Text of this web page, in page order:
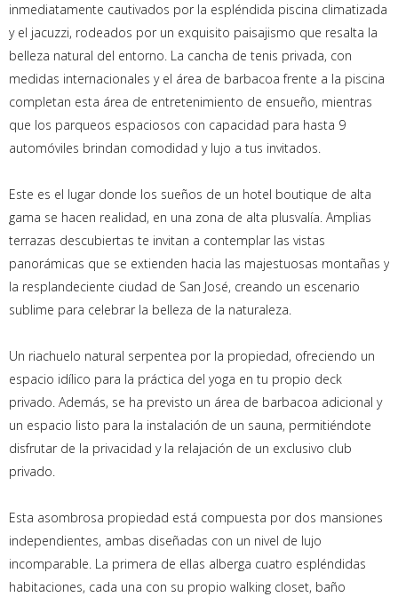
inmediatamente cautivados por la espléndida piscina climatizada
y el jacuzzi, rodeados por un exquisito paisajismo que resalta la
belleza natural del entorno. La cancha de tenis privada, con
medidas internacionales y el área de barbacoa frente a la piscina
completan esta área de entretenimiento de ensueño, mientras
que los parqueos espaciosos con capacidad para hasta 9
automóviles brindan comodidad y lujo a tus invitados.
Este es el lugar donde los sueños de un hotel boutique de alta
gama se hacen realidad, en una zona de alta plusvalía. Amplias
terrazas descubiertas te invitan a contemplar las vistas
panorámicas que se extienden hacia las majestuosas montañas y
la resplandeciente ciudad de San José, creando un escenario
sublime para celebrar la belleza de la naturaleza.
Un riachuelo natural serpentea por la propiedad, ofreciendo un
espacio idílico para la práctica del yoga en tu propio deck
privado. Además, se ha previsto un área de barbacoa adicional y
un espacio listo para la instalación de un sauna, permitiéndote
disfrutar de la privacidad y la relajación de un exclusivo club
privado.
Esta asombrosa propiedad está compuesta por dos mansiones
independientes, ambas diseñadas con un nivel de lujo
incomparable. La primera de ellas alberga cuatro espléndidas
habitaciones, cada una con su propio walking closet, baño